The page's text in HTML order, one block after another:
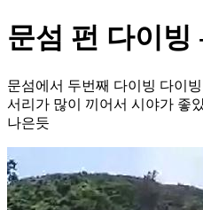
문섬 펀 다이빙
문섬에서 두번째 다이빙 다이
서리가 많이 끼어서 시야가 좋
나은듯